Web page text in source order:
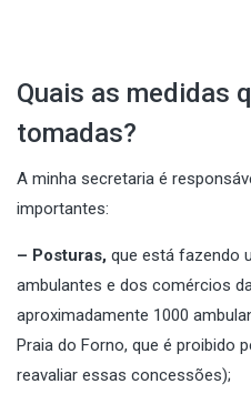
Quais as medidas
tomadas?
A minha secretaria é
importantes:
– Posturas, que está fazendo
ambulantes e dos comércios
aproximadamente 1000
Praia do Forno, que é proibido
reavaliar essas concessões);